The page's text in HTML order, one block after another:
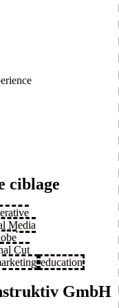
ciblage
Media
Cut
education
GmbH